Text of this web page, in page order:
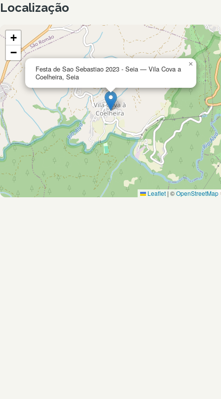
Localização
Festa de Sao Sebastiao 2023 - Seia — Vila Cova a
Coelheira, Seia
×
+
−
Leaflet | ©OpenStreetMap